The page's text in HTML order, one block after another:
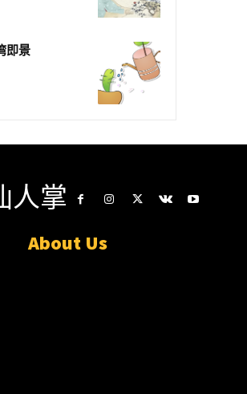
即景
人掌
About Us